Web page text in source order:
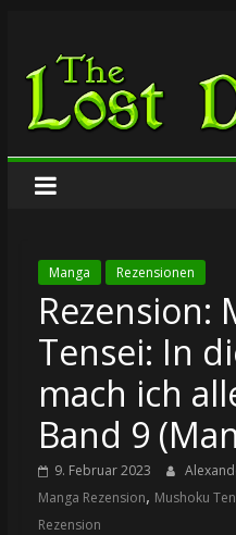
springen
The
Lost
Dungeon
Manga Rezensionen
Rezension:
Tensei: In
mach ich
Band 9
9. Februar 2023
Manga Rezension, Mushoku
Rezension